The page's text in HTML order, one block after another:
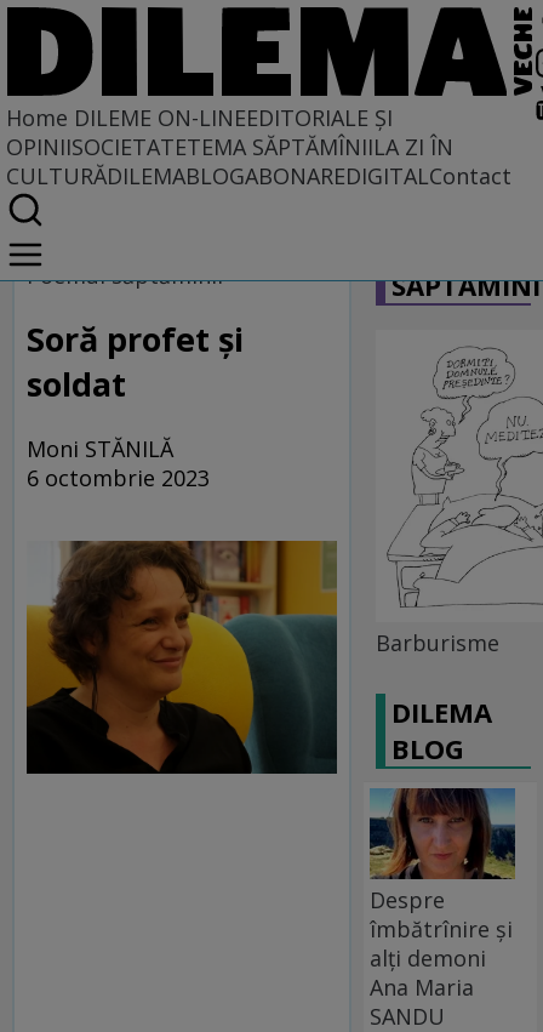
Home DILEME ON-LINEEDITORIALE ȘI
OPINIISOCIETATETEMA SĂPTĂMÎNIILA ZI ÎN
CULTURĂDILEMABLOGABONAREDIGITALContact
Home
Dileme on-line
Poemul săptămînii
Soră profet și
soldat
Moni STĂNILĂ
6 octombrie 2023
Barburisme
DILEMA
BLOG
Despre
îmbătrînire și
alți demoni
Ana Maria
SANDU